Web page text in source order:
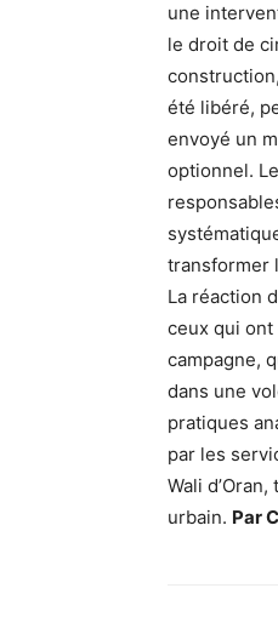
une
le droit de
été libéré,
envoyé un
optionnel.
transformer
La réaction
ceux qui ont
campagne,
dans une
pratiques
par les
Wali
urbain. Par